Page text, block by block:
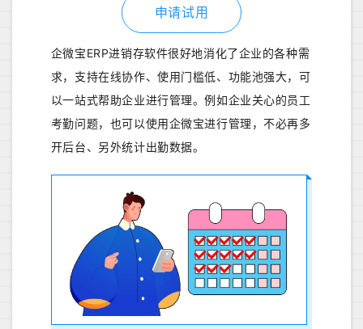
申请试用
企微宝ERP进销存软件很好地消化了企业的各种需
求，支持在线协作、使用门槛低、功能池强大，可
以一站式帮助企业进行管理。例如企业关心的员工
考勤问题，也可以使用企微宝进行管理，不必再多
开后台、另外统计出勤数据。